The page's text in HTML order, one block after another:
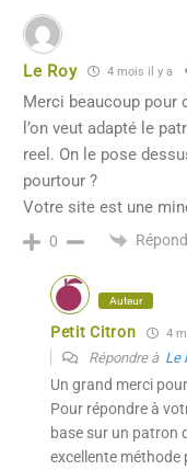
Le Roy 4 mois il y a
Merci beaucoup
l’on veut adapté le
reel. On le pose
pourtour ?
Votre site est une
0
Auteur
Petit Citron 4
Répondre à Le
Un grand merci
Pour répondre à
base sur un patron
excellente méthode